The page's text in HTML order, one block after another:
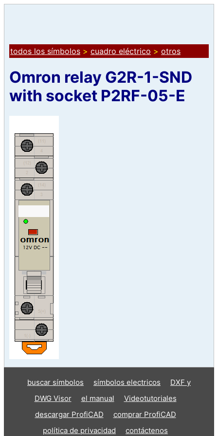
todos los símbolos > cuadro eléctrico > otros
Omron relay G2R-1-SND
with socket P2RF-05-E
buscar símbolos símbolos electricos
DXF y
DWG Visor
el manual
Videotutoriales
descargar ProfiCAD
comprar ProfiCAD
política de privacidad
contáctenos